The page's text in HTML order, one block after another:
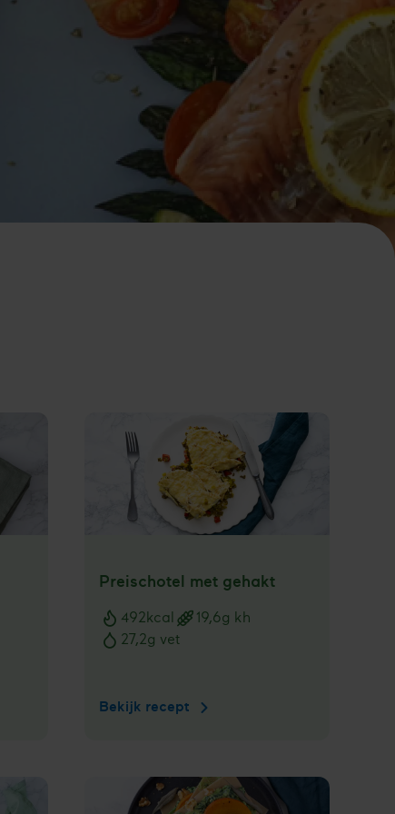
Preischotel met gehakt
Voedingswaarden
492kcal 19,6g kh
27,2g vet
Bekijk recept Preischotel